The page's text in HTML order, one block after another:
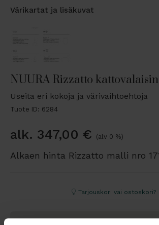
Värikartat ja lisäkuvat
NUURA Rizzatto kattovalaisin
Useita eri kokoja ja värivaihtoehtoja
Tuote ID: 6284
alk. 347,00 € (alv 0 %)
Alkaen hinta Rizzatto malli nro
Tarjouskori vai ostoskori?